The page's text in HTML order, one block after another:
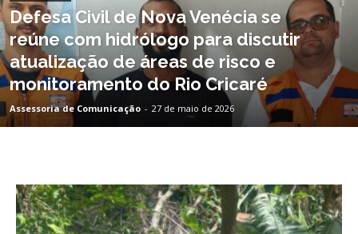
Defesa Civil de Nova Venécia se
reúne com hidrólogo para discutir
atualização de áreas de risco e
monitoramento do Rio Cricaré
Assessoria de Comunicação - 27 de maio de 2026